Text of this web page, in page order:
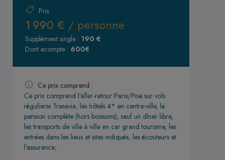
Prix
1 990 € / personne
Supplément single : 190 €
Dont acompte : 600€
Ce prix comprend :
Ce prix comprend l'aller-retour Paris/Pise sur vols
régulierss Trasavia, les hôtels 4* en centre-ville, la
pension complète (hors boissons), sauf un dîner libre,
les transports de ville à ville en car grand tourisme, les
entrées dans les lieux et sites indiqués, les écouteurs et
l'assurance;